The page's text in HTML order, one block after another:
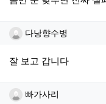
다낭향수병
다낭향수병
잘 보고 갑니다
빠가사리님의
빠가사리